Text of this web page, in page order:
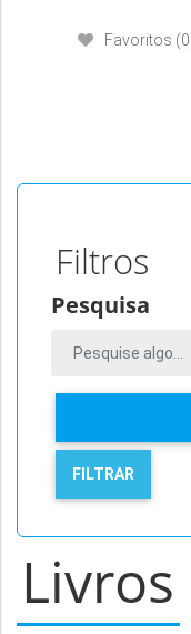
Favoritos
Filtros
Pesquisa
Livros